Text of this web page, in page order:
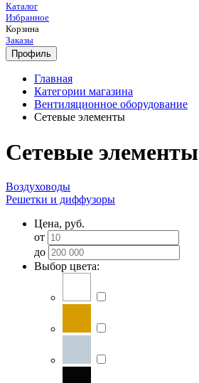
Каталог
Избранное
Корзина
Заказы
Профиль
Главная
Категории магазина
Вентиляционное оборудование
Сетевые элементы
Сетевые элементы
Воздуховоды
Решетки и диффузоры
Цена, руб.
от
до
Выбор цвета: